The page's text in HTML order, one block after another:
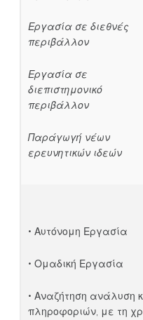
Εργασία σε διεθνές
περιβάλλον
Εργασία σε
διεπιστημονικό
περιβάλλον
Παράγωγή νέων
ερευνητικών ιδεών
• Αυτόνομη Εργασία
• Ομαδική Εργασία
• Αναζήτηση ανάλυση
πληροφοριών, με τη